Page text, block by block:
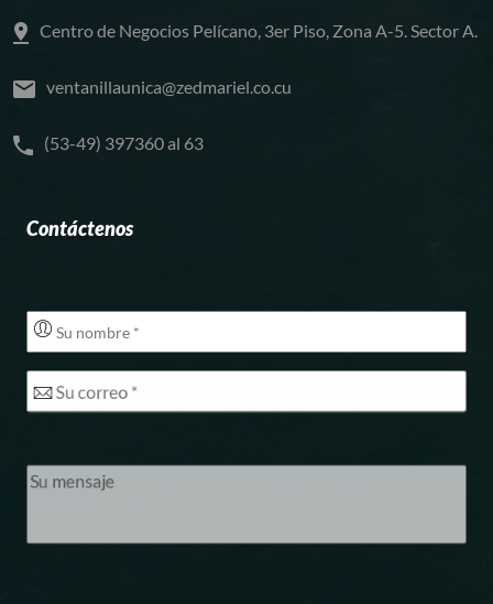
Centro de Negocios Pelícano, 3er Piso, Zona A-5. Sector A.
ventanillaunica@zedmariel.co.cu
(53-49) 397360 al 63
Contáctenos